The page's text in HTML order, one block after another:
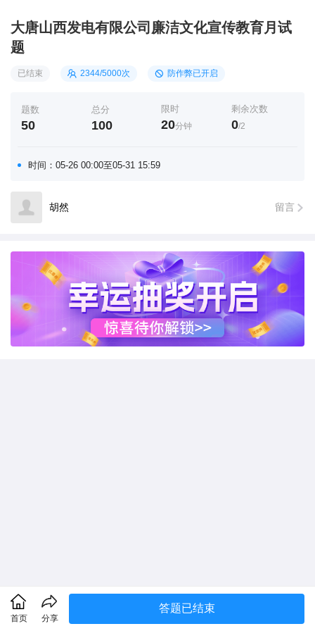
大唐山西发电有限公司廉洁文化宣传教育月试
题
已结束 2344/5000次 防作弊已开启
题数
50
总分
100
限时
20分钟
剩余次数
0/2
时间： 05-26 00:00至05-31 15:59
胡然 留言
首页 分享
答题已结束